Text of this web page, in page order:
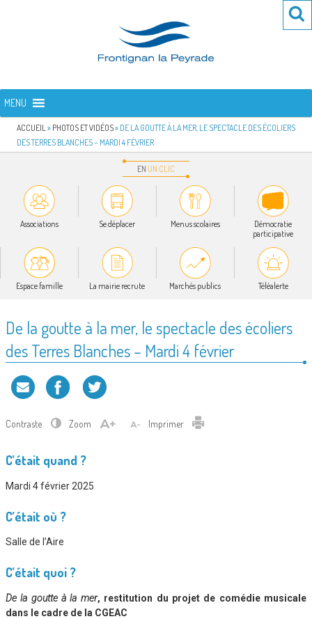
FRONTIGNAN LA PEYRADE
MENU
ACCUEIL » PHOTOS ET VIDÉOS» DE LA GOUTTE À LA MER, LE SPECTACLE DES ÉCOLIERS
DES TERRES BLANCHES – MARDI 4 FÉVRIER
EN UN CLIC
Associations Se déplacer Menus scolaires
Démocratie
participative
Espace famille La mairie recrute Marchés publics Téléalerte
De la goutte à la mer, le spectacle des écoliers
des Terres Blanches – Mardi 4 février
Contraste Zoom Imprimer
C’était quand ?
Mardi 4 février 2025
C’était où ?
Salle de l’Aire
C’était quoi ?
De la goutte à la mer, restitution du projet de comédie musicale
dans le cadre de la CGEAC